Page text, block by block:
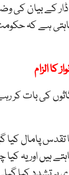
ڈار کے بیان
ہے کہ
الزام
اثاثوں کی بات
پامال کیا
ہیں اور یہ